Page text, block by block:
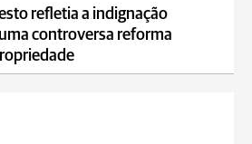
refletia a indignação
controversa reforma